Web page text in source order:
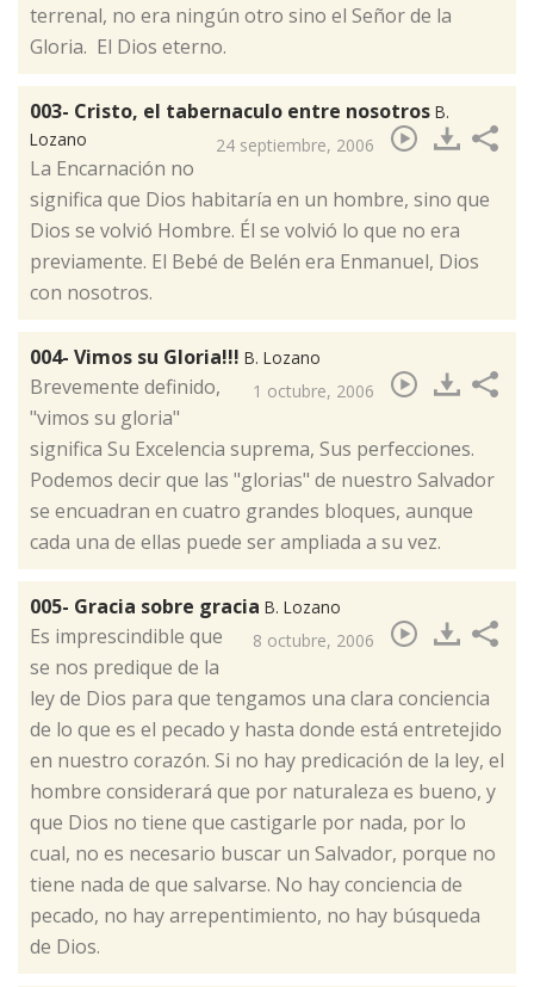
terrenal, no era ningún otro sino el Señor de la
Gloria. El Dios eterno.
003- Cristo, el tabernaculo entre nosotros B.
Lozano
24 septiembre, 2006
​La Encarnación no
significa que Dios habitaría en un hombre, sino que
Dios se volvió Hombre. Él se volvió lo que no era
previamente. El Bebé de Belén era Enmanuel, Dios
con nosotros.
004- Vimos su Gloria!!! B. Lozano
1 octubre, 2006
​Brevemente definido,
"vimos su gloria"
significa Su Excelencia suprema, Sus perfecciones.
Podemos decir que las "glorias" de nuestro Salvador
se encuadran en cuatro grandes bloques, aunque
cada una de ellas puede ser ampliada a su vez.
005- Gracia sobre gracia B. Lozano
8 octubre, 2006
​Es imprescindible que
se nos predique de la
ley de Dios para que tengamos una clara conciencia
de lo que es el pecado y hasta donde está entretejido
en nuestro corazón. Si no hay predicación de la ley, el
hombre considerará que por naturaleza es bueno, y
que Dios no tiene que castigarle por nada, por lo
cual, no es necesario buscar un Salvador, porque no
tiene nada de que salvarse. No hay conciencia de
pecado, no hay arrepentimiento, no hay búsqueda
de Dios.